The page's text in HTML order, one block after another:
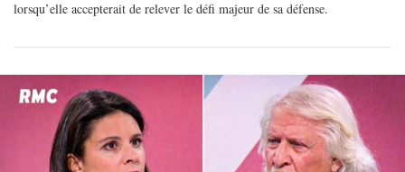
lorsqu’elle accepterait de relever le défi majeur de sa défense.